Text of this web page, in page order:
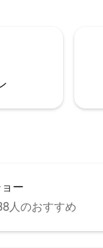
カジノ・リゾート
喫できる贅沢な滞
トは
による営業許可を
Group LLC クラ
172 NV
ー
人のおすすめ